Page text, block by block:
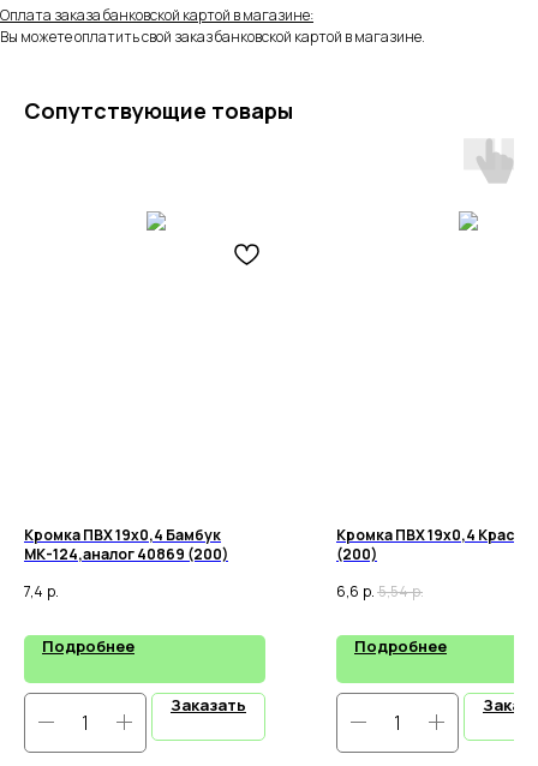
Оплата заказа банковской картой в магазине:
Вы можете оплатить свой заказ банковской картой в магазине.
Сопутствующие товары
Кромка ПВХ 19х0,4 Бамбук
МК-124,аналог 40869 (200)
7,4 р.
Подробнее
Заказать
Кромка ПВХ 19х0,4
(200)
6,6 р. 5,54р.
Подробнее